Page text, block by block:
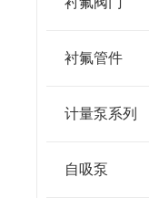
衬氟管件
计量泵系列
自吸泵